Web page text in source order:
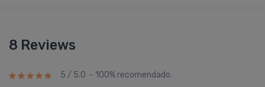
8 Reviews
5 / 5.0 - 100% recomendado.